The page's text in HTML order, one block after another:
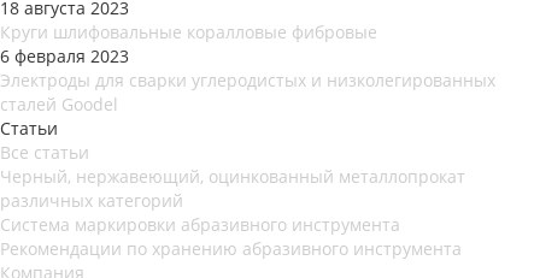
18 августа 2023
Круги шлифовальные коралловые фибровые
6 февраля 2023
Электроды для сварки углеродистых и низколегированных
сталей Goodel
Статьи
Все статьи
Черный, нержавеющий, оцинкованный металлопрокат
различных категорий
Система маркировки абразивного инструмента
Рекомендации по хранению абразивного инструмента
Компания